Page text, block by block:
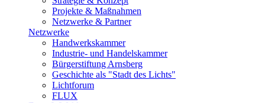
Projekte & Maßnahmen
Netzwerke & Partner
Netzwerke
Handwerkskammer
Industrie- und Handelskammer
Bürgerstiftung Arnsberg
Geschichte als "Stadt des Lichts"
Lichtforum
FLUX